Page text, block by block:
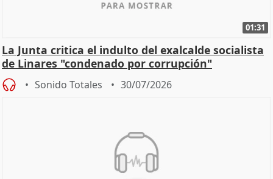
01:31
La Junta critica el indulto del exalcalde socialista
de Linares "condenado por corrupción"
Sonido Totales 30/07/2026